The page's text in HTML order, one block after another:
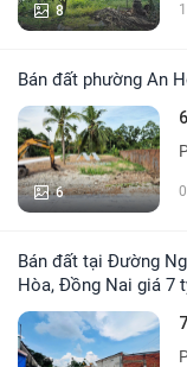
8
Bán đất phường An
6
Bán đất tại Đường Nguyễn Thiện Thuật, Phường An Hoà, Biên
Hòa, Đồng Nai giá 7